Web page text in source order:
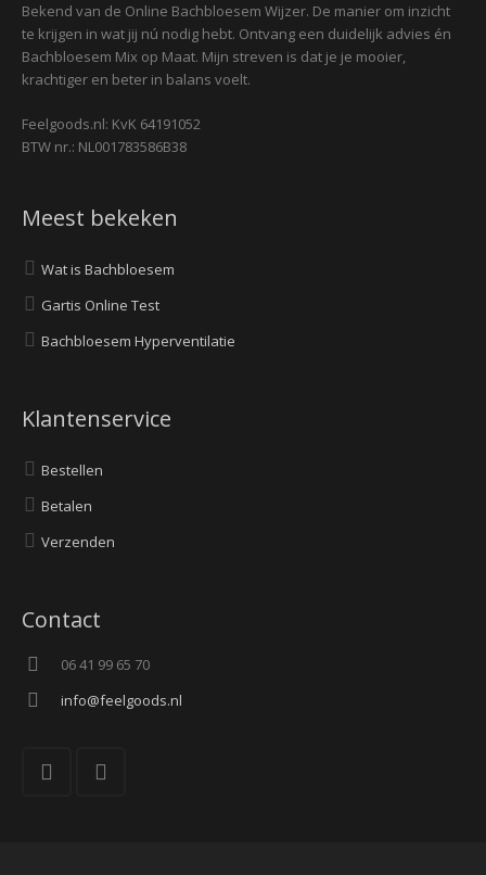
Bekend van de Online Bachbloesem Wijzer. De manier om inzicht
te krijgen in wat jij nú nodig hebt. Ontvang een duidelijk advies én
Bachbloesem Mix op Maat. Mijn streven is dat je je mooier,
krachtiger en beter in balans voelt.
Feelgoods.nl: KvK 64191052
BTW nr.: NL001783586B38
Meest bekeken
Wat is Bachbloesem
Gartis Online Test
Bachbloesem Hyperventilatie
Klantenservice
Bestellen
Betalen
Verzenden
Contact
06 41 99 65 70
info@feelgoods.nl